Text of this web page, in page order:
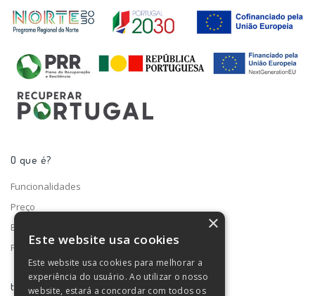
O que é?
Funcionalidades
Preço
Blog
Fale connosco
turno ®
×
Este website usa cookies
Este website usa cookies para melhorar a
experiência do usuário. Ao utilizar o nosso
website, estará a concordar com todos os